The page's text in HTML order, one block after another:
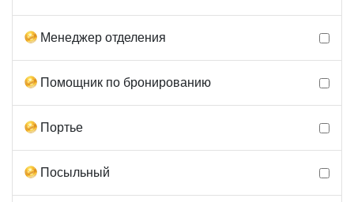
Менеджер отделения
Помощник по бронированию
Портье
Посыльный